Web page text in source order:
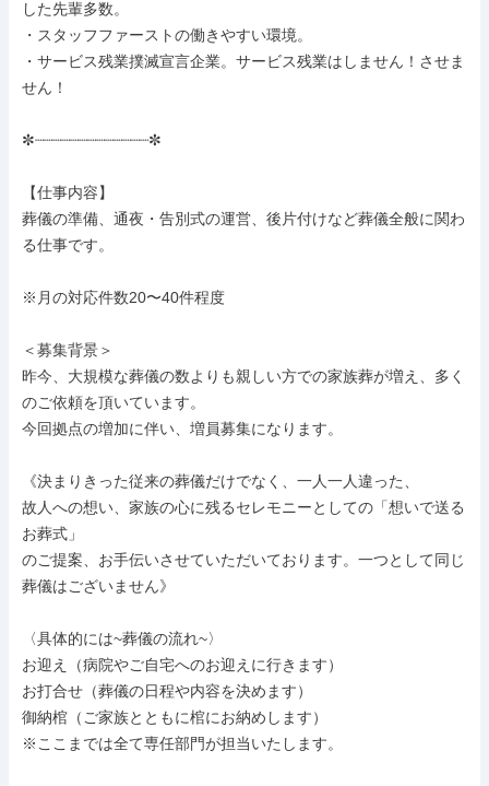
した先輩多数。
・スタッフファーストの働きやすい環境。
・サービス残業撲滅宣言企業。サービス残業はしません！させま
せん！
✼┈┈┈┈┈┈┈┈┈┈┈┈┈✼
【仕事内容】
葬儀の準備、通夜・告別式の運営、後片付けなど葬儀全般に関わ
る仕事です。
※月の対応件数20〜40件程度
＜募集背景＞
昨今、大規模な葬儀の数よりも親しい方での家族葬が増え、多く
のご依頼を頂いています。
今回拠点の増加に伴い、増員募集になります。
《決まりきった従来の葬儀だけでなく、一人一人違った、
故人への想い、家族の心に残るセレモニーとしての「想いで送る
お葬式」
のご提案、お手伝いさせていただいております。一つとして同じ
葬儀はございません》
〈具体的には~葬儀の流れ~〉
お迎え（病院やご自宅へのお迎えに行きます）
お打合せ（葬儀の日程や内容を決めます）
御納棺（ご家族とともに棺にお納めします）
※ここまでは全て専任部門が担当いたします。